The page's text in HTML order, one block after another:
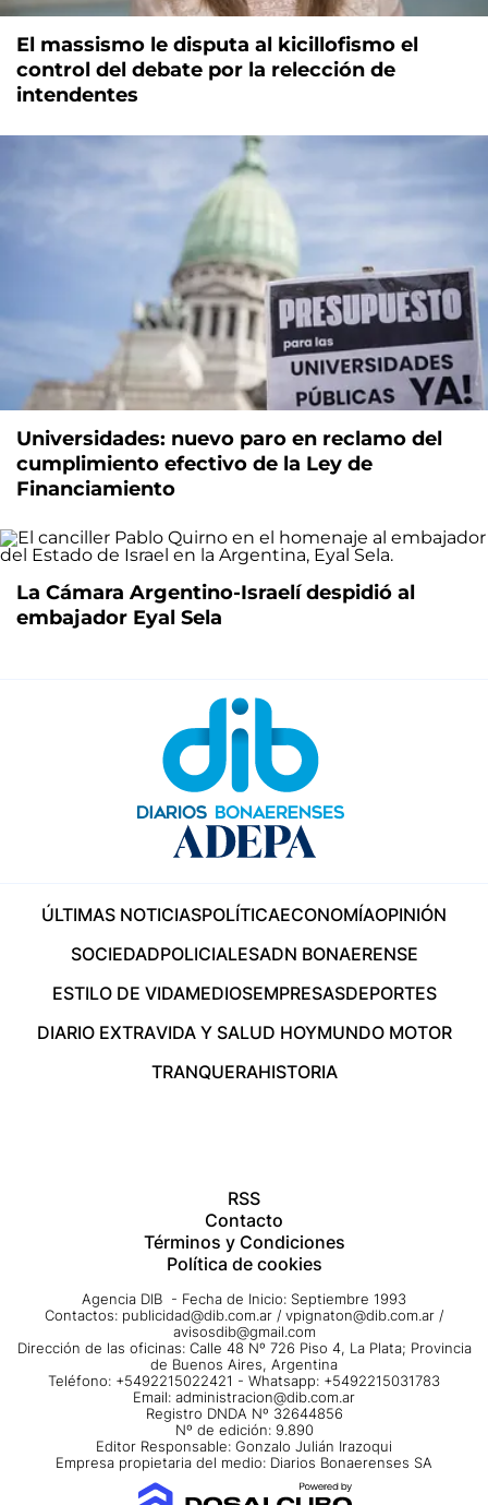
El massismo le disputa al kicillofismo el
control del debate por la relección de
intendentes
Universidades: nuevo paro en reclamo del
cumplimiento efectivo de la Ley de
Financiamiento
La Cámara Argentino-Israelí despidió al
embajador Eyal Sela
ÚLTIMAS NOTICIASPOLÍTICAECONOMÍAOPINIÓN
SOCIEDADPOLICIALESADN BONAERENSE
ESTILO DE VIDAMEDIOSEMPRESASDEPORTES
DIARIO EXTRAVIDA Y SALUD HOYMUNDO MOTOR
TRANQUERAHISTORIA
RSS
Contacto
Términos y Condiciones
Política de cookies
Agencia DIB - Fecha de Inicio: Septiembre 1993
Contactos: publicidad@dib.com.ar / vpignaton@dib.com.ar /
avisosdib@gmail.com
Dirección de las oficinas: Calle 48 Nº 726 Piso 4, La Plata; Provincia
de Buenos Aires, Argentina
Teléfono: +5492215022421 - Whatsapp: +5492215031783
Email: administracion@dib.com.ar
Registro DNDA Nº 32644856
Nº de edición: 9.890
Editor Responsable: Gonzalo Julián Irazoqui
Empresa propietaria del medio: Diarios Bonaerenses SA